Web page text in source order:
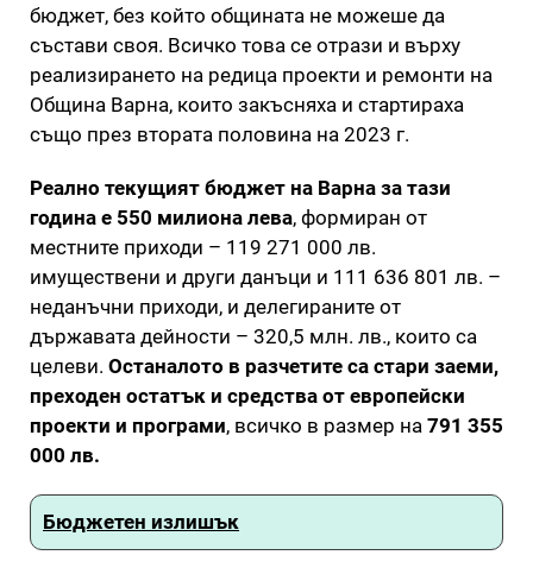
бюджет, без който общината не можеше да
състави своя. Всичко това се отрази и върху
реализирането на редица проекти и ремонти на
Община Варна, които закъсняха и стартираха
също през втората половина на 2023 г.
Реално текущият бюджет на Варна за тази
година е 550 милиона лева, формиран от
местните приходи – 119 271 000 лв.
имуществени и други данъци и 111 636 801 лв. –
неданъчни приходи, и делегираните от
държавата дейности – 320,5 млн. лв., които са
целеви. Останалото в разчетите са стари заеми,
преходен остатък и средства от европейски
проекти и програми, всичко в размер на 791 355
000 лв.
Бюджетен излишък